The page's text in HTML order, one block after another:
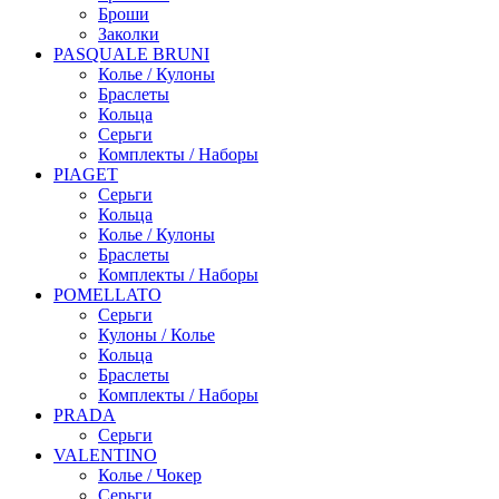
Броши
Заколки
PASQUALE BRUNI
Колье / Кулоны
Браслеты
Кольца
Серьги
Комплекты / Наборы
PIAGET
Серьги
Кольца
Колье / Кулоны
Браслеты
Комплекты / Наборы
POMELLATO
Серьги
Кулоны / Колье
Кольца
Браслеты
Комплекты / Наборы
PRADA
Серьги
VALENTINO
Колье / Чокер
Серьги